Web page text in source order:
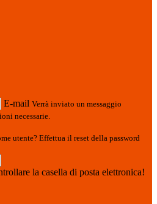
E-mail Verrà inviato un messaggio
necessarie.
utente? Effettua il reset della password
la casella di posta elettronica!